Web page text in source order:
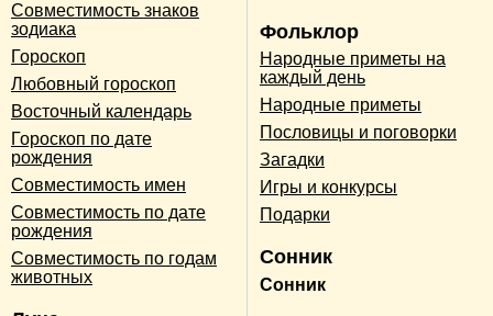
Совместимость знаков
зодиака
Гороскоп
Любовный гороскоп
Восточный календарь
Гороскоп по дате
рождения
Совместимость имен
Совместимость по дате
рождения
Совместимость по годам
животных
Фольклор
Народные приметы на
каждый день
Народные приметы
Пословицы и поговорки
Загадки
Игры и конкурсы
Подарки
Сонник
Сонник